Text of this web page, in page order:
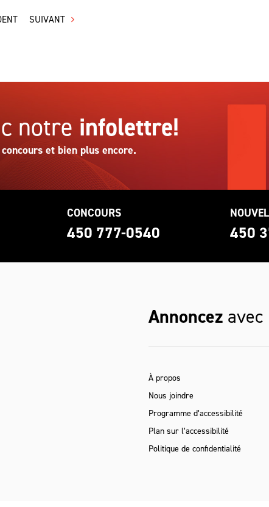
SUIVANT
notre infolettre!
et bien plus encore.
CONCOURS
450 777-0540 450
Annoncez avec
À propos
Nous joindre
Programme d’accessibilité
Plan sur l’accessibilité
Politique de confidentialité